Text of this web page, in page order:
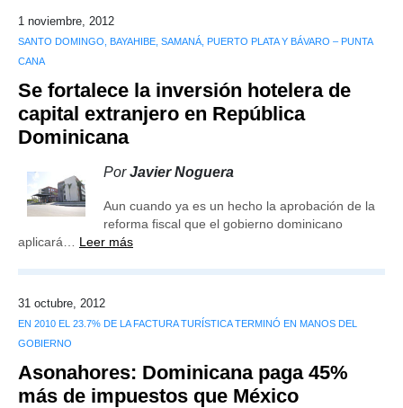
1 noviembre, 2012
SANTO DOMINGO, BAYAHIBE, SAMANÁ, PUERTO PLATA Y BÁVARO – PUNTA
CANA
Se fortalece la inversión hotelera de
capital extranjero en República
Dominicana
PorJavier Noguera
Aun cuando ya es un hecho la aprobación de la
reforma fiscal que el gobierno dominicano
aplicará… Leer más
31 octubre, 2012
EN 2010 EL 23.7% DE LA FACTURA TURÍSTICA TERMINÓ EN MANOS DEL
GOBIERNO
Asonahores: Dominicana paga 45%
más de impuestos que México